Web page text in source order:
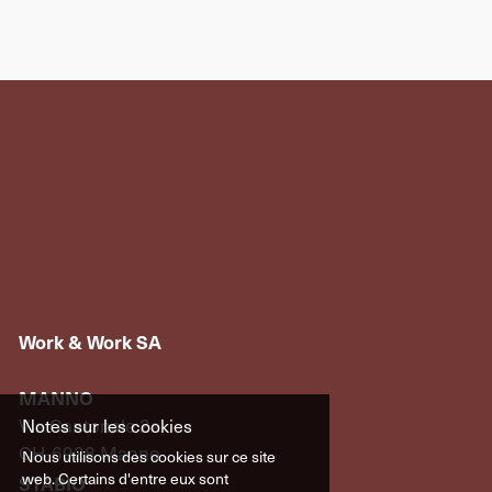
Work & Work SA
MANNO
Via Cantonale 2a
CH-6928 Manno
STABIO
Notes sur les cookies
Nous utilisons des cookies sur ce site
web. Certains d'entre eux sont